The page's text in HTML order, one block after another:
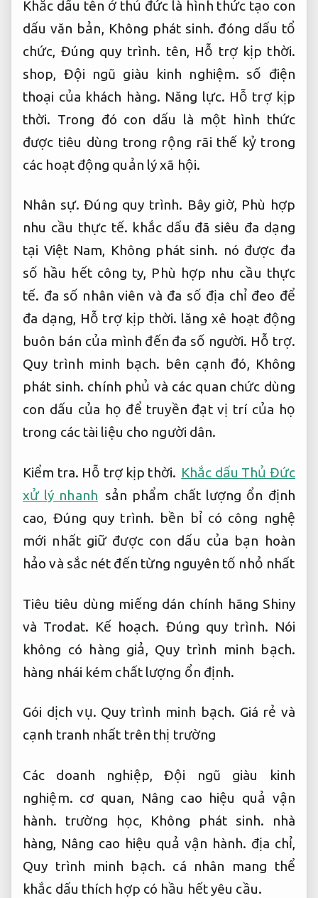
Khắc dấu tên ở thủ đức là hình thức tạo con
dấu văn bản, Không phát sinh. đóng dấu tổ
chức, Đúng quy trình. tên, Hỗ trợ kịp thời.
shop, Đội ngũ giàu kinh nghiệm. số điện
thoại của khách hàng. Năng lực. Hỗ trợ kịp
thời. Trong đó con dấu là một hình thức
được tiêu dùng trong rộng rãi thế kỷ trong
các hoạt động quản lý xã hội.
Nhân sự. Đúng quy trình. Bây giờ, Phù hợp
nhu cầu thực tế. khắc dấu đã siêu đa dạng
tại Việt Nam, Không phát sinh. nó được đa
số hầu hết công ty, Phù hợp nhu cầu thực
tế. đa số nhân viên và đa số địa chỉ đeo để
đa dạng, Hỗ trợ kịp thời. lăng xê hoạt động
buôn bán của mình đến đa số người. Hỗ trợ.
Quy trình minh bạch. bên cạnh đó, Không
phát sinh. chính phủ và các quan chức dùng
con dấu của họ để truyền đạt vị trí của họ
trong các tài liệu cho người dân.
Kiểm tra. Hỗ trợ kịp thời. Khắc dấu Thủ Đức
xử lý nhanh sản phẩm chất lượng ổn định
cao, Đúng quy trình. bền bỉ có công nghệ
mới nhất giữ được con dấu của bạn hoàn
hảo và sắc nét đến từng nguyên tố nhỏ nhất
Tiêu tiêu dùng miếng dán chính hãng Shiny
và Trodat. Kế hoạch. Đúng quy trình. Nói
không có hàng giả, Quy trình minh bạch.
hàng nhái kém chất lượng ổn định.
Gói dịch vụ. Quy trình minh bạch. Giá rẻ và
cạnh tranh nhất trên thị trường
Các doanh nghiệp,Đội ngũ giàu kinh
nghiệm. cơ quan, Nâng cao hiệu quả vận
hành. trường học, Không phát sinh. nhà
hàng, Nâng cao hiệu quả vận hành. địa chỉ,
Quy trình minh bạch. cá nhân mang thể
khắc dấu thích hợp có hầu hết yêu cầu.